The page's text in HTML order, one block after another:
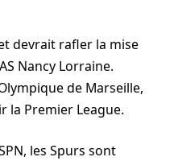
devrait rafler la mise
Nancy Lorraine.
de Marseille,
la Premier League.
les Spurs sont